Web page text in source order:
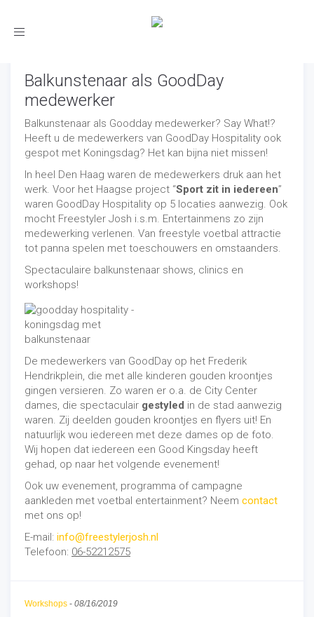
Toggle
Balkunstenaar als GoodDay
medewerker
Balkunstenaar als Goodday medewerker? Say What!?
Heeft u de medewerkers van GoodDay Hospitality ook
gespot met Koningsdag? Het kan bijna niet missen!
In heel Den Haag waren de medewerkers druk aan het
werk. Voor het Haagse project “Sport zit in iedereen”
waren GoodDay Hospitality op 5 locaties aanwezig. Ook
mocht Freestyler Josh i.s.m. Entertainmens zo zijn
medewerking verlenen. Van freestyle voetbal attractie
tot panna spelen met toeschouwers en omstaanders.
Spectaculaire balkunstenaar shows, clinics en
workshops!
De medewerkers van GoodDay op het Frederik
Hendrikplein, die met alle kinderen gouden kroontjes
gingen versieren. Zo waren er o.a. de City Center
dames, die spectaculair gestyled in de stad aanwezig
waren. Zij deelden gouden kroontjes en flyers uit! En
natuurlijk wou iedereen met deze dames op de foto.
Wij hopen dat iedereen een Good Kingsday heeft
gehad, op naar het volgende evenement!
Ook uw evenement, programma of campagne
aankleden met voetbal entertainment? Neem contact
met ons op!
E-mail: info@freestylerjosh.nl
Telefoon: 06-52212575
Workshops - 08/16/2019